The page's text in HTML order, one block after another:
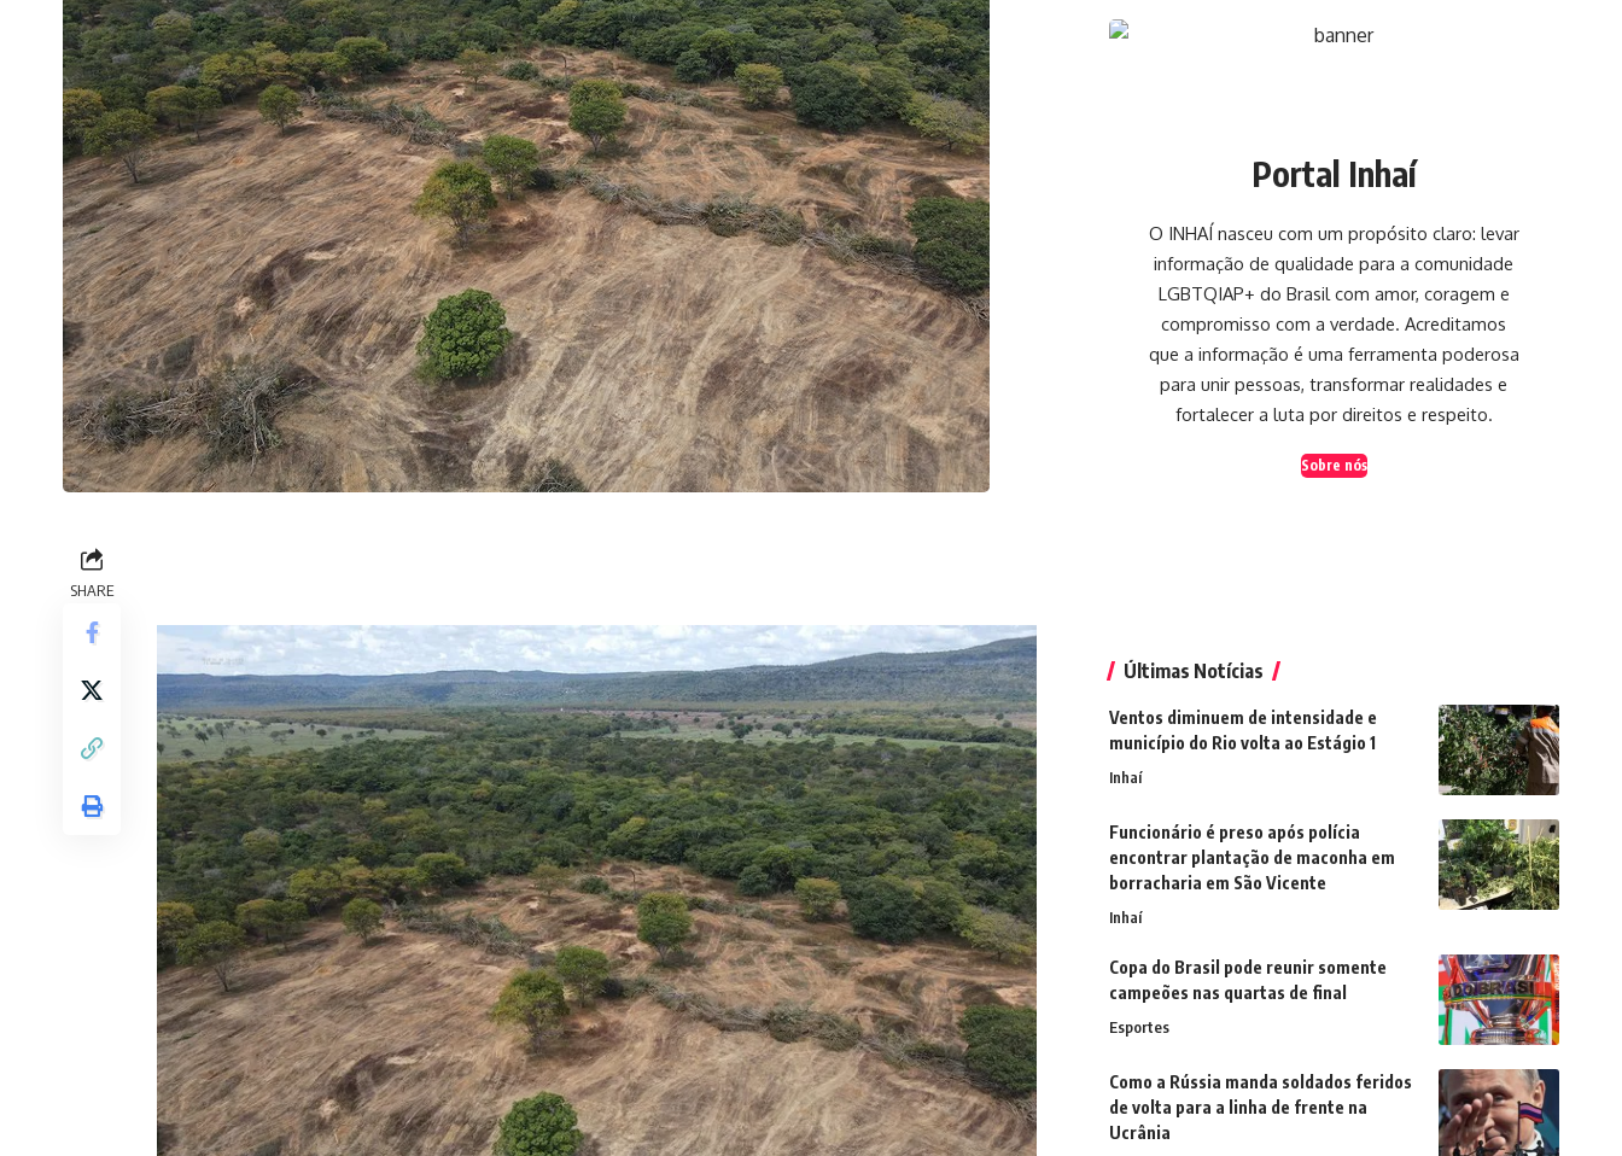
SHARE
Portal Inhaí
O INHAÍ nasceu com um propósito claro: levar
informação de qualidade para a comunidade
LGBTQIAP+ do Brasil com amor, coragem e
compromisso com a verdade. Acreditamos
que a informação é uma ferramenta poderosa
para unir pessoas, transformar realidades e
fortalecer a luta por direitos e respeito.
Sobre nós
Últimas Notícias
Ventos diminuem de intensidade e
município do Rio volta ao Estágio 1
Inhaí
Funcionário é preso após polícia
encontrar plantação de maconha em
borracharia em São Vicente
Inhaí
Copa do Brasil pode reunir somente
campeões nas quartas de final
Esportes
Como a Rússia manda soldados feridos
de volta para a linha de frente na
Ucrânia